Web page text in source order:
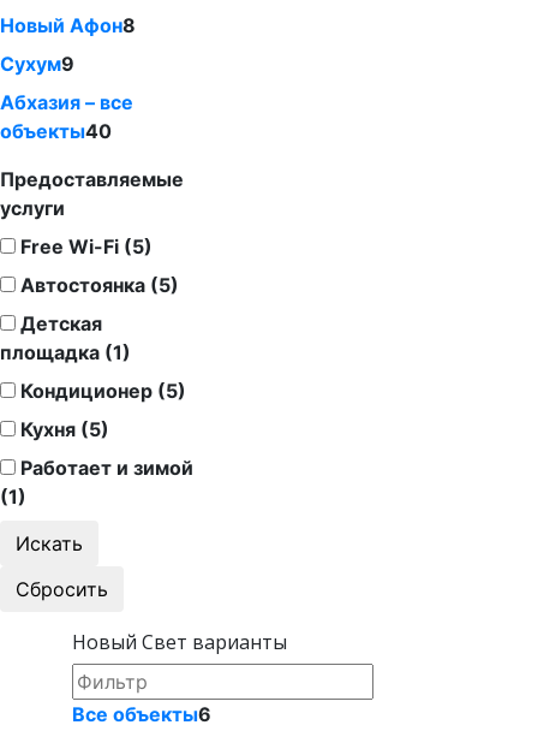
Новый Афон8
Сухум9
Абхазия – все
объекты40
Предоставляемые
услуги
Free Wi-Fi (5)
Автостоянка (5)
Детская
площадка (1)
Кондиционер (5)
Кухня (5)
Работает и зимой
(1)
Новый Свет варианты
Все объекты6